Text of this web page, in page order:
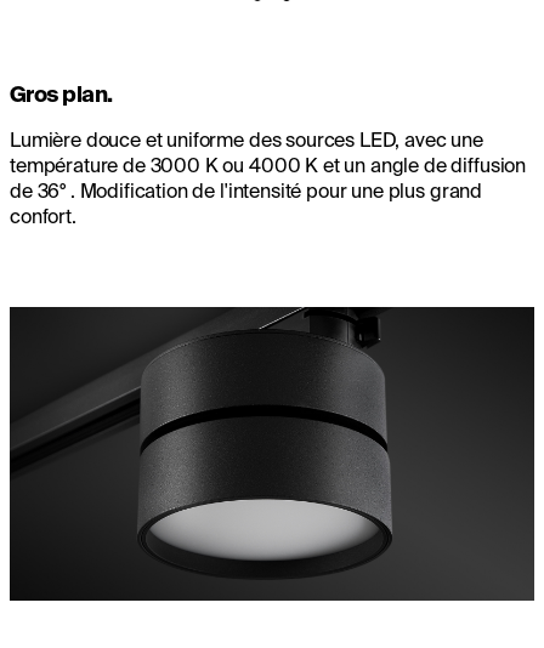
Gros plan.
Lumière douce et uniforme des sources LED, avec une
température de 3000 K ou 4000 K et un angle de diffusion
de 36° . Modification de l'intensité pour une plus grand
confort.